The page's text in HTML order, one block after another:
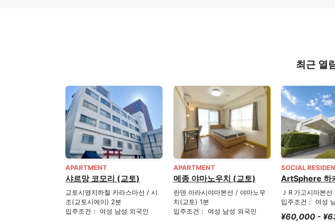
최근 열
APARTMENT
샤르망 코모리 (교토)
교토시영지하철 카라스마선 / 시
조(교토시에이) 2분
입주조건： 여성 남성 외국인
APARTMENT
메종 야마노우치 (교토)
란덴 아라시야마본선 / 야마노우
치(교토) 1분
입주조건： 여성 남성 외국인
SOCIAL
ArtSphere 하
ＪＲ가고시마본
입주조건： 여성
¥60,000 -